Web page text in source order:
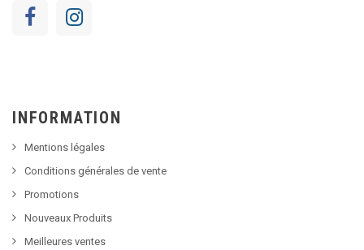
INFORMATION
Mentions légales
Conditions générales de vente
Promotions
Nouveaux Produits
Meilleures ventes